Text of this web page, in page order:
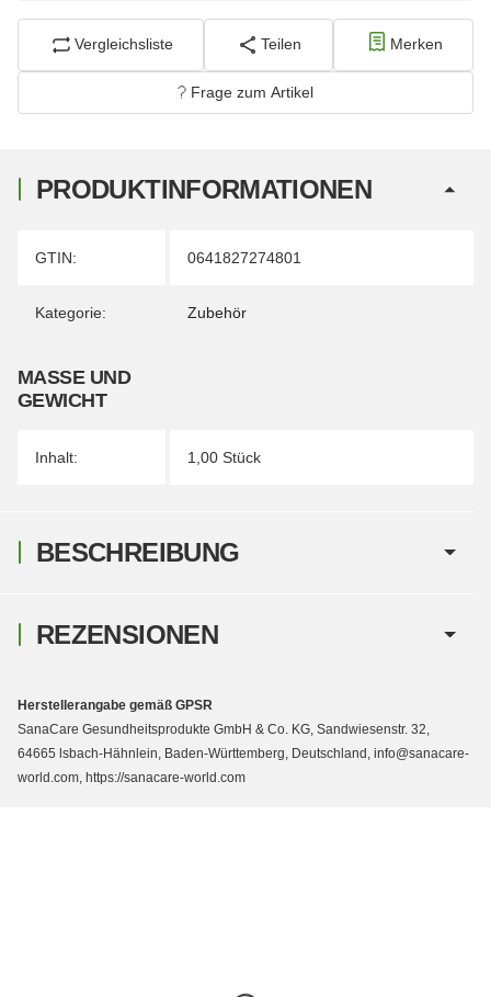
Vergleichsliste Teilen Merken
Frage zum Artikel
PRODUKTINFORMATIONEN
Produkteigenschaft
Wert
GTIN: 0641827274801
Kategorie: Zubehör
MASSE UND G
EWICHT
Inhalt: 1,00 Stück
BESCHREIBUNG
REZENSIONEN
Herstellerangabe gemäß GPSR
SanaCare Gesundheitsprodukte GmbH & Co. KG, Sandwiesenstr. 32,
64665 lsbach-Hähnlein, Baden-Württemberg, Deutschland, info@sanacare-
world.com, https://sanacare-world.com